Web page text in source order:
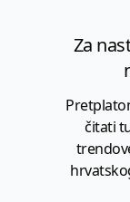
Za
čitati